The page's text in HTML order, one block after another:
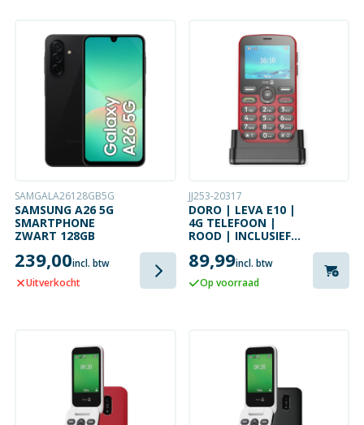
SAMGALA26128GB5G
SAMSUNG A26 5G
SMARTPHONE
ZWART 128GB
239,00incl. btw
Uitverkocht
JJ253-20317
DORO | LEVA E10 |
4G TELEFOON |
ROOD | INCLUSIEF
89,99incl. btw
Op voorraad